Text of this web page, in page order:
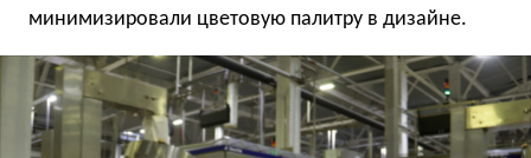
минимизировали цветовую палитру в дизайне.